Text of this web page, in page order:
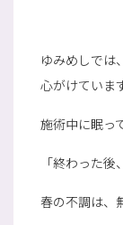
ゆみめしでは
心がけていま
施術中に眠っ
「終わった
春の不調は、